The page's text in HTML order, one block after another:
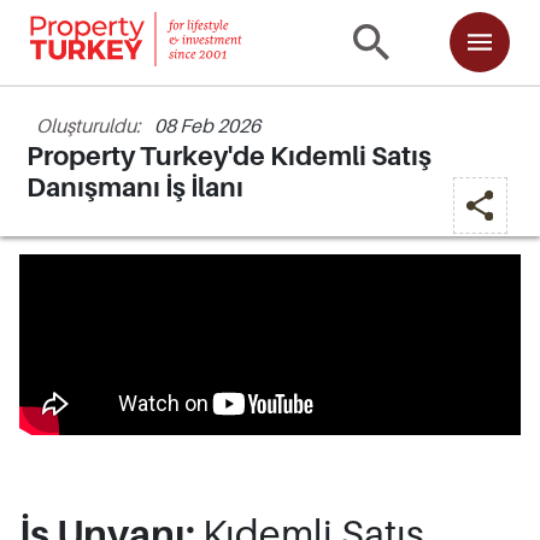
Property Turkey'de Kıdemli Satış
Danışmanı İş İlanı
Oluşturuldu: 08 Feb 2026